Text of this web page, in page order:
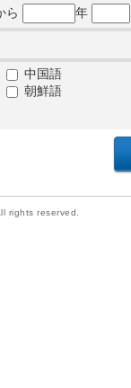
ら 年
中国語
朝鮮語
rights reserved.